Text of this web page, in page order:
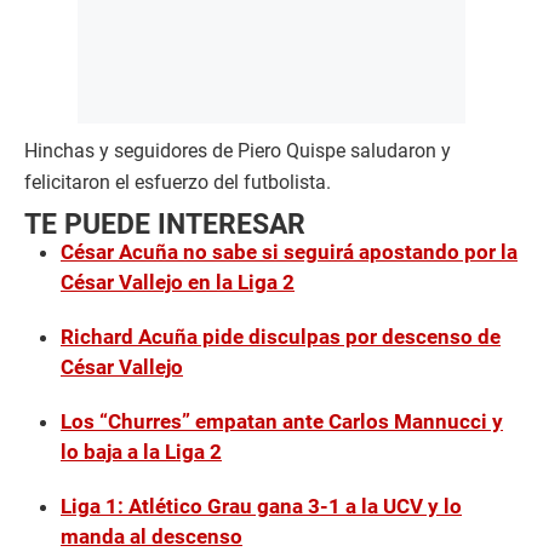
Hinchas y seguidores de Piero Quispe saludaron y
felicitaron el esfuerzo del futbolista.
TE PUEDE INTERESAR
César Acuña no sabe si seguirá apostando por la
César Vallejo en la Liga 2
Richard Acuña pide disculpas por descenso de
César Vallejo
Los “Churres” empatan ante Carlos Mannucci y
lo baja a la Liga 2
Liga 1: Atlético Grau gana 3-1 a la UCV y lo
manda al descenso